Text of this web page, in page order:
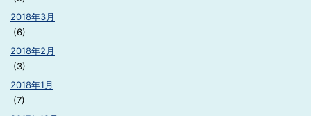
2018年3月
(6)
2018年2月
(3)
2018年1月
(7)